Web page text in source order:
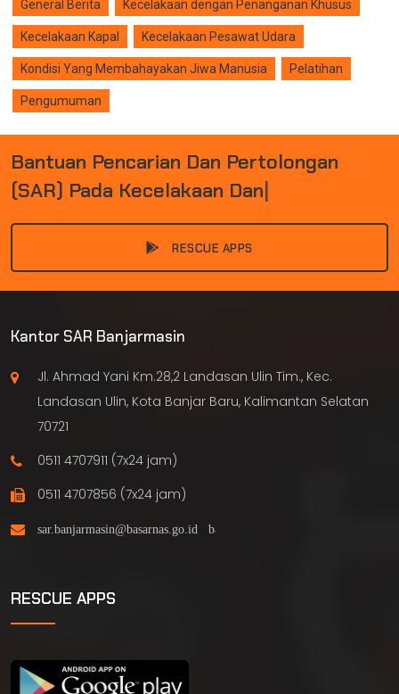
General Berita Kecelakaan dengan Penanganan Khusus
Kecelakaan Kapal Kecelakaan Pesawat Udara
Kondisi Yang Membahayakan Jiwa Manusia Pelatihan
Pengumuman
BANTUAN PENCARIAN DAN PERTOLONGAN
(SAR) PADA KECELAKAAN DAN
RESCUE APPS
Kantor SAR Banjarmasin
Jl. Ahmad Yani Km.28,2 Landasan Ulin Tim., Kec.
Landasan Ulin, Kota Banjar Baru, Kalimantan Selatan
70721
0511 4707911 (7x24 jam)
0511 4707856 (7x24 jam)
RESCUE APPS